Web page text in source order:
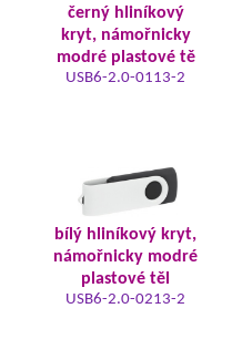
černý hliníkový
kryt, námořnicky
modré plastové tě
USB6-2.0-0113-2
bílý hliníkový kryt,
námořnicky modré
plastové těl
USB6-2.0-0213-2